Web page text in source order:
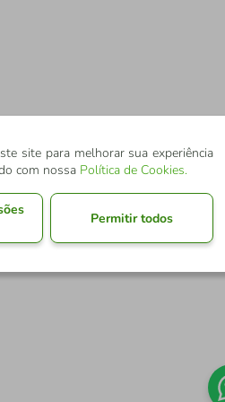
site para melhorar sua experiência
com nossa Política de Cookies.
Permitir todos